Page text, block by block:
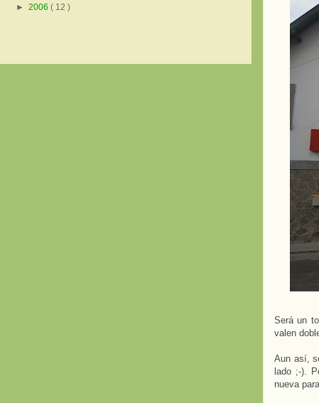
Será un
valen
Aun así,
lado ;-).
nueva
► 2006 ( 12 )